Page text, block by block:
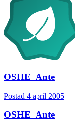
OSHE_Ante
Postad 4 april 2005
OSHE_Ante